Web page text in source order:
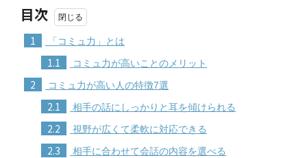
目次
1 「コミュ力」とは
1.1 コミュ力が高いことのメリット
2 コミュ力が高い人の特徴7選
2.1 相手の話にしっかりと耳を傾けられる
2.2 視野が広くて柔軟に対応できる
2.3 相手に合わせて会話の内容を選べる